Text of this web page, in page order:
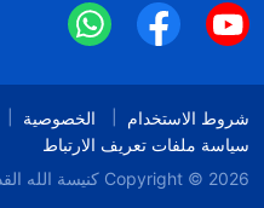
شروط الاستخدام الخصوصية
سياسة ملفات تعريف الارتباط
Copyright © 2026 كنيسة الله